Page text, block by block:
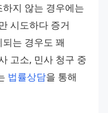
지 않는 경우에는
시도하다 증거
는 경우도 꽤
고소, 민사 청구 중
법률상담을 통해